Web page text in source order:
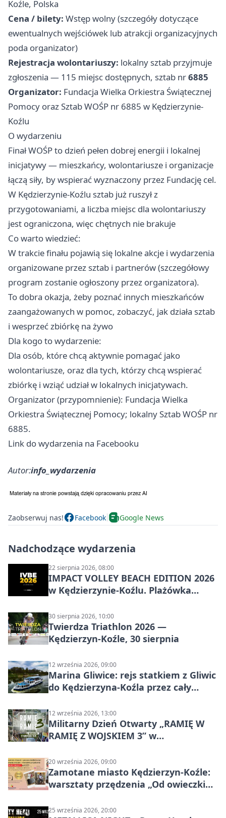
Koźle, Polska
Cena / bilety: Wstęp wolny (szczegóły dotyczące
ewentualnych wejściówek lub atrakcji organizacyjnych
poda organizator)
Rejestracja wolontariuszy: lokalny sztab przyjmuje
zgłoszenia — 115 miejsc dostępnych, sztab nr6885
Organizator: Fundacja Wielka Orkiestra Świątecznej
Pomocy oraz Sztab WOŚP nr 6885 w Kędzierzynie-
Koźlu
O wydarzeniu
Finał WOŚP to dzień pełen dobrej energii i lokalnej
inicjatywy — mieszkańcy, wolontariusze i organizacje
łączą siły, by wspierać wyznaczony przez Fundację cel.
W Kędzierzynie-Koźlu sztab już ruszył z
przygotowaniami, a liczba miejsc dla wolontariuszy
jest ograniczona, więc chętnych nie brakuje
Co warto wiedzieć:
W trakcie finału pojawią się lokalne akcje i wydarzenia
organizowane przez sztab i partnerów (szczegółowy
program zostanie ogłoszony przez organizatora).
To dobra okazja, żeby poznać innych mieszkańców
zaangażowanych w pomoc, zobaczyć, jak działa sztab
i wesprzeć zbiórkę na żywo
Dla kogo to wydarzenie:
Dla osób, które chcą aktywnie pomagać jako
wolontariusze, oraz dla tych, którzy chcą wspierać
zbiórkę i wziąć udział w lokalnych inicjatywach.
Organizator (przypomnienie): Fundacja Wielka
Orkiestra Świątecznej Pomocy; lokalny Sztab WOŚP nr
6885.
Link do wydarzenia na Facebooku
Autor:info_wydarzenia
Zaobserwuj nas! Facebook Google News
Nadchodzące wydarzenia
22 sierpnia 2026, 08:00
IMPACT VOLLEY BEACH EDITION 2026
w Kędzierzynie-Koźlu. Plażówka
30 sierpnia 2026, 10:00
Twierdza Triathlon 2026 —
Kędzierzyn-Koźle, 30 sierpnia
12 września 2026, 09:00
Marina Gliwice: rejs statkiem z Gliwic
do Kędzierzyna-Koźla przez cały
12 września 2026, 13:00
Militarny Dzień Otwarty „RAMIĘ W
RAMIĘ Z WOJSKIEM 3” w
20 września 2026, 09:00
Zamotane miasto Kędzierzyn-Koźle:
warsztaty przędzenia „Od owieczki
25 września 2026, 20:00